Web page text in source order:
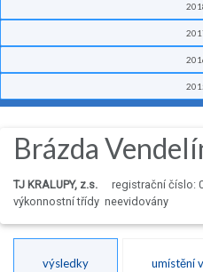
Brázda
TJ KRALUPY, z.s.
registrační číslo:
výkonnostní třídy neevidovány
výsledky umístění